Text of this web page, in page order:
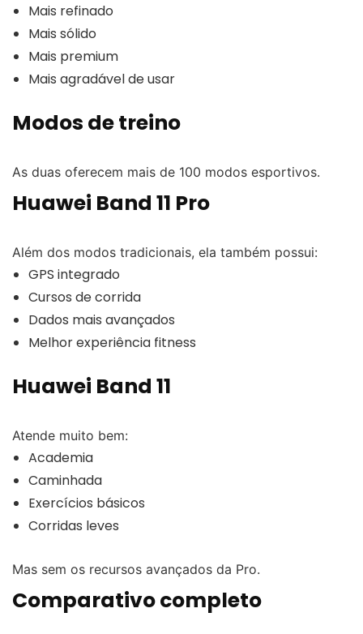
Mais refinado
Mais sólido
Mais premium
Mais agradável de usar
Modos de treino
As duas oferecem mais de 100 modos esportivos.
Huawei Band 11 Pro
Além dos modos tradicionais, ela também possui:
GPS integrado
Cursos de corrida
Dados mais avançados
Melhor experiência fitness
Huawei Band 11
Atende muito bem:
Academia
Caminhada
Exercícios básicos
Corridas leves
Mas sem os recursos avançados da Pro.
Comparativo completo